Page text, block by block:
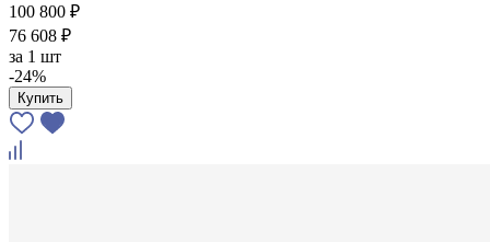
100 800 ₽
76 608 ₽
за 1 шт
-24%
Купить